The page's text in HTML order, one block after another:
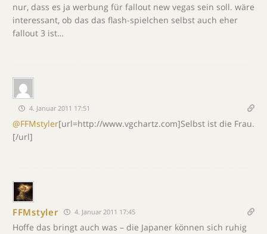
nur, dass es ja werbung für fallout new vegas sein soll. wäre
interessant, ob das das flash-spielchen selbst auch eher
fallout 3 ist…
4. Januar 2011 17:51
@FFMstyler[url=http://www.vgchartz.com]Selbst ist die Frau.
[/url]
FFMstyler 4. Januar 2011 17:45
Hoffe das bringt auch was – die Japaner können sich ruhig